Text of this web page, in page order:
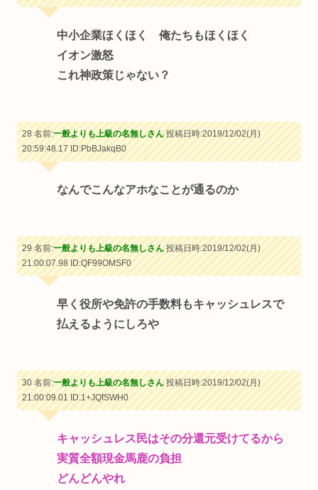
中小企業ほくほく 俺たちもほくほく
イオン激怒
これ神政策じゃない？
28 名前:一般よりも上級の名無しさん投稿日時:2019/12/02(月)
20:59:48.17ID:PbBJakqB0
なんでこんなアホなことが通るのか
29 名前:一般よりも上級の名無しさん投稿日時:2019/12/02(月)
21:00:07.98ID:QF99OMSF0
早く役所や免許の手数料もキャッシュレスで
払えるようにしろや
30 名前:一般よりも上級の名無しさん投稿日時:2019/12/02(月)
21:00:09.01ID:1+JQfSWH0
キャッシュレス民はその分還元受けてるから
実質全額現金馬鹿の負担
どんどんやれ